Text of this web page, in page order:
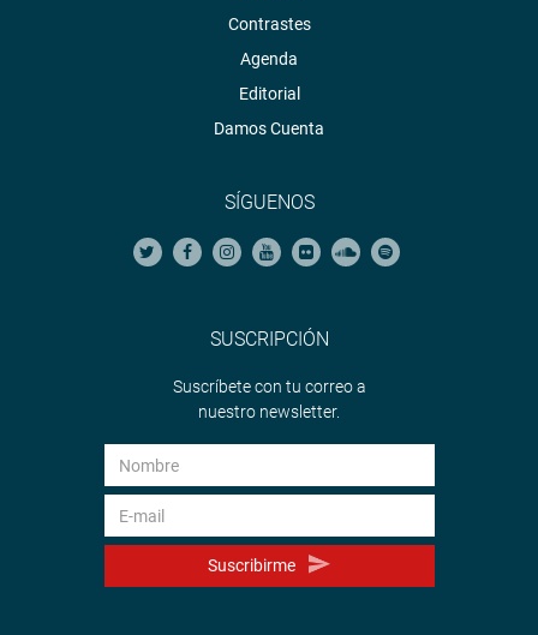
Contrastes
Agenda
Editorial
Damos Cuenta
SÍGUENOS
SUSCRIPCIÓN
Suscríbete con tu correo a
nuestro newsletter.
Suscribirme